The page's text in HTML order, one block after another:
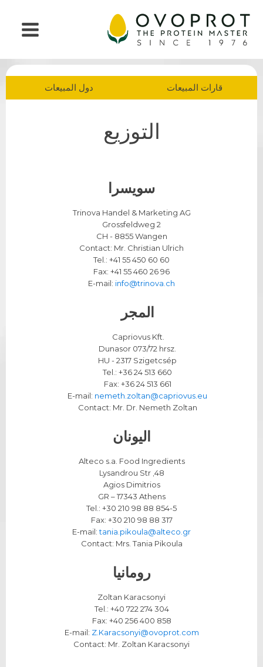
قارات المبيعات دول المبيعات
التوزيع
سويسرا
Trinova Handel & Marketing AG
Grossfeldweg 2
CH - 8855 Wangen
​Contact: Mr. Christian Ulrich
Tel.: +41 55 450 60 60
Fax: +41 55 460 26 96
E-mail: info@trinova.ch
المجر
HU - 2317 Szigetcsép
Tel.: +36 24 513 660
Fax: +36 24 513 661
E-mail: nemeth.zoltan@capriovus.eu
Contact: Mr. Dr. Nemeth Zoltan
اليونان
Alteco s.a. Food Ingredients
48, Lysandrou Str
Agios Dimitrios
GR – 17343 Athens
Tel.: +30 210 98 88 854-5
Fax: +30 210 98 88 317
E-mail:tania.pikoula@alteco.gr
Contact: Mrs. Tania Pikoula
رومانيا
Zoltan Karacsonyi
Tel.: +40 722 274 304
Fax: +40 256 400 858
E-mail: Z.Karacsonyi@ovoprot.com
Contact: Mr. Zoltan Karacsonyi